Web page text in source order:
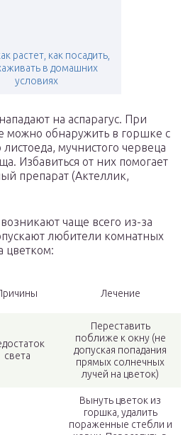
растет, как посадить,
в домашних
условиях
на аспарагус. При
можно обнаружить в горшке с
мучнистого червеца
Избавиться от них помогает
препарат (Актеллик,
чаще всего из-за
любители комнатных
цветком:
Лечение
света
Переставить
поближе к окну (не
допуская попадания
прямых солнечных
лучей на цветок)
Вынуть цветок из
горшка, удалить
пораженные стебли и